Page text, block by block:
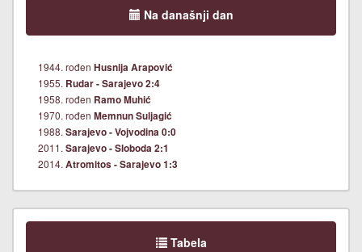
Na današnji dan
1944. rođen Husnija Arapović
1955. Rudar - Sarajevo 2:4
1958. rođen Ramo Muhić
1970. rođen Memnun Suljagić
1988. Sarajevo - Vojvodina 0:0
2011. Sarajevo - Sloboda 2:1
2014. Atromitos - Sarajevo 1:3
Tabela